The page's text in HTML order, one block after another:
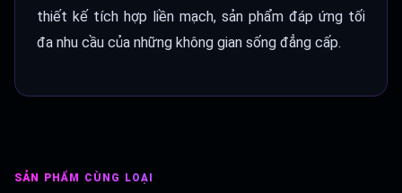
thiết kế tích hợp liền mạch, sản phẩm đáp ứng tối
đa nhu cầu của những không gian sống đẳng cấp.
SẢN PHẨM CÙNG LOẠI